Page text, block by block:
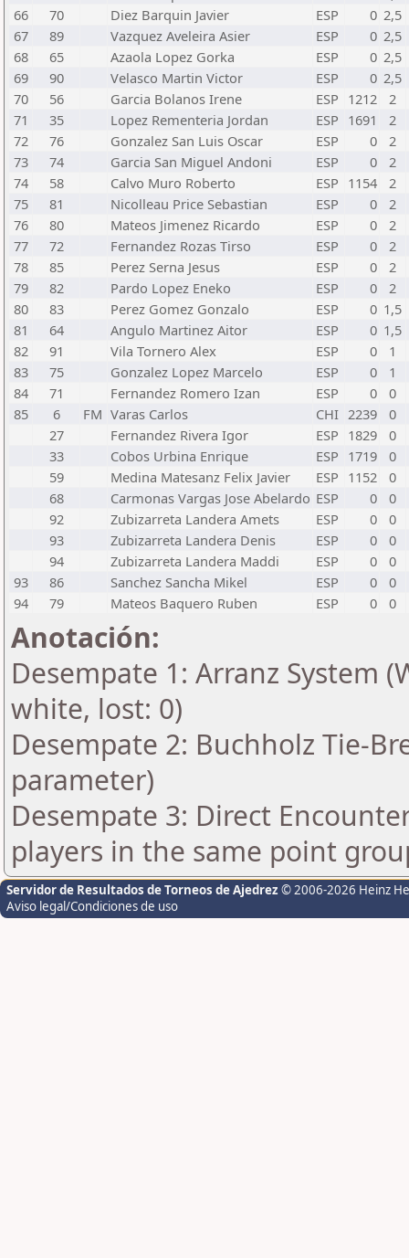
66
70 Diez Barquin Javier ESP 0 2,5
67
89 Vazquez Aveleira Asier ESP 0 2,5
68
65 Azaola Lopez Gorka ESP 0 2,5
69
90 Velasco Martin Victor ESP 0 2,5
70
56 Garcia Bolanos Irene ESP 1212
2
71
35 Lopez Rementeria Jordan ESP 1691
2
72
76 Gonzalez San Luis Oscar ESP 0
2
73
74 Garcia San Miguel Andoni ESP 0
2
74
58 Calvo Muro Roberto ESP 1154
2
75
81 Nicolleau Price Sebastian ESP 0
2
76
80 Mateos Jimenez Ricardo ESP 0
2
77
72 Fernandez Rozas Tirso ESP 0
2
78
85 Perez Serna Jesus ESP 0
2
79
82 Pardo Lopez Eneko ESP 0
2
80
83 Perez Gomez Gonzalo ESP 0 1,5
81
64 Angulo Martinez Aitor ESP 0 1,5
82
91 Vila Tornero Alex ESP 0
1
83
75 Gonzalez Lopez Marcelo ESP 0
1
84
71 Fernandez Romero Izan ESP 0
0
85
6 FM Varas Carlos CHI 2239
0
27
Fernandez Rivera Igor ESP 1829
0
33
Cobos Urbina Enrique ESP 1719
0
59
Medina Matesanz Felix Javier ESP 1152
0
68
Carmonas Vargas Jose Abelardo ESP 0
0
92
Zubizarreta Landera Amets ESP 0
0
93
Zubizarreta Landera Denis ESP 0
0
94
Zubizarreta Landera Maddi ESP 0
0
93
86 Sanchez Sancha Mikel ESP 0
0
94
79 Mateos Baquero Ruben ESP 0 0
Anotación:
Desempate 1: Arranz System
white, lost: 0)
Desempate 2: Buchholz Tie-
parameter)
Desempate 3: Direct
players in the same point
Servidor de Resultados de Torneos de Ajedrez © 2006-2026 Heinz
Aviso legal/Condiciones de uso